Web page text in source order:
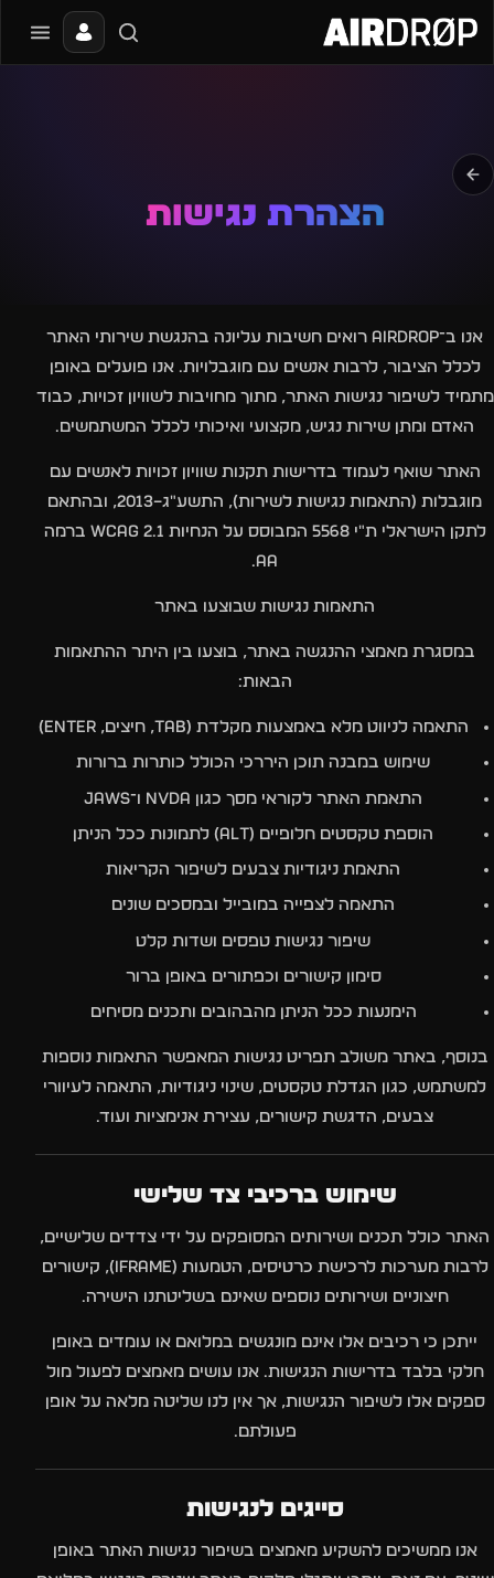
טיפ: אפשר להקליד שם אומן, עיר, תאריך או שם חג.
הצהרת נגישות
אנו ב־Airdrop רואים חשיבות עליונה בהנגשת שירותי האתר
לכלל הציבור, לרבות אנשים עם מוגבלויות. אנו פועלים באופן
מתמיד לשיפור נגישות האתר, מתוך מחויבות לשוויון זכויות, כבוד
האדם ומתן שירות נגיש, מקצועי ואיכותי לכלל המשתמשים.
האתר שואף לעמוד בדרישות תקנות שוויון זכויות לאנשים עם
מוגבלות (התאמות נגישות לשירות), התשע"ג–2013, ובהתאם
לתקן הישראלי ת"י 5568 המבוסס על הנחיות WCAG 2.1 ברמה
AA.
התאמות נגישות שבוצעו באתר
במסגרת מאמצי ההנגשה באתר, בוצעו בין היתר ההתאמות
הבאות:
התאמה לניווט מלא באמצעות מקלדת (TAB, חיצים, Enter)
שימוש במבנה תוכן היררכי הכולל כותרות ברורות
התאמת האתר לקוראי מסך כגון NVDA ו־JAWS
הוספת טקסטים חלופיים (alt) לתמונות ככל הניתן
התאמת ניגודיות צבעים לשיפור הקריאות
התאמה לצפייה במובייל ובמסכים שונים
שיפור נגישות טפסים ושדות קלט
סימון קישורים וכפתורים באופן ברור
הימנעות ככל הניתן מהבהובים ותכנים מסיחים
בנוסף, באתר משולב תפריט נגישות המאפשר התאמות נוספות
למשתמש, כגון הגדלת טקסטים, שינוי ניגודיות, התאמה לעיוורי
צבעים, הדגשת קישורים, עצירת אנימציות ועוד.
שימוש ברכיבי צד שלישי
האתר כולל תכנים ושירותים המסופקים על ידי צדדים שלישיים,
לרבות מערכות לרכישת כרטיסים, הטמעות (iframe), קישורים
חיצוניים ושירותים נוספים שאינם בשליטתנו הישירה.
ייתכן כי רכיבים אלו אינם מונגשים במלואם או עומדים באופן
חלקי בלבד בדרישות הנגישות. אנו עושים מאמצים לפעול מול
ספקים אלו לשיפור הנגישות, אך אין לנו שליטה מלאה על אופן
פעולתם.
סייגים לנגישות
אנו ממשיכים להשקיע מאמצים בשיפור נגישות האתר באופן